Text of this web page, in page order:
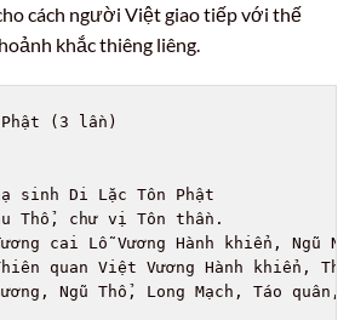
cách người Việt giao tiếp với thế
khắc thiêng liêng.
Phật (3 lần)
sinh Di Lặc Tôn Phật
Thổ, chư vị Tôn thần.
cai Lỗ Vương Hành khiển, Ngũ
quan Việt Vương Hành khiển,
Ngũ Thổ, Long Mạch, Táo